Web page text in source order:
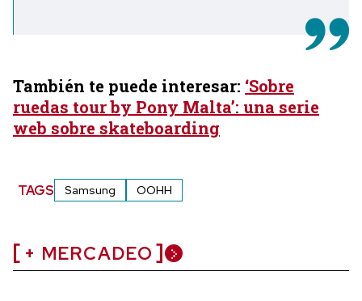
También te puede interesar: ‘Sobre
ruedas tour by Pony Malta’: una serie
web sobre skateboarding
TAGS Samsung OOHH
+ MERCADEO